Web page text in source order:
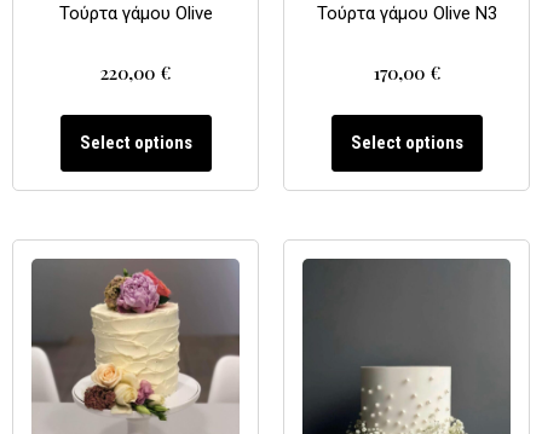
Τούρτα γάμου Olive
220,00 €
Select options
Τούρτα γάμου Olive N3
170,00 €
Select options